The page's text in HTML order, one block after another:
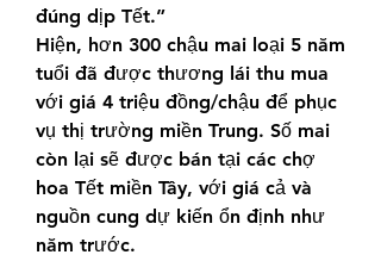
đúng dịp Tết.”
Hiện, hơn 300 chậu mai loại 5 năm
tuổi đã được thương lái thu mua
với giá 4 triệu đồng/chậu để phục
vụ thị trường miền Trung. Số mai
còn lại sẽ được bán tại các chợ
hoa Tết miền Tây, với giá cả và
nguồn cung dự kiến ổn định như
năm trước.